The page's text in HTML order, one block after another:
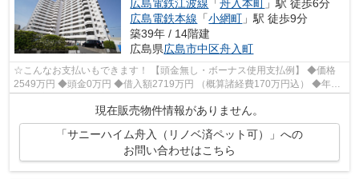
広島電鉄江波線 「舟入本町 」駅 徒歩6分
広島電鉄本線 「小網町 」駅 徒歩9分
築39年 / 14階建
広島県広島市中区舟入町
☆こんなお支払いもできます！ 【頭金無し・ボーナス使用支払例】 ◆価格
2549万円 ◆頭金0万円 ◆借入額2719万円 （概算諸経費170万円込） ◆年利
現在販売物件情報がありません。
「サニーハイム舟入（リノベ済ペット可）」への
お問い合わせはこちら